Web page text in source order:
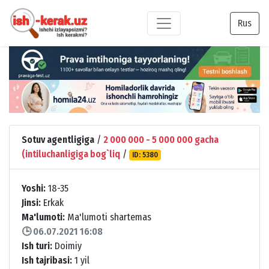
Rus
Sotuv agentligiga / 2 000 000 - 5 000 000 gacha
(intiluchanligiga bog`liq / ID: 5380
Yoshi: 18-35
Jinsi: Erkak
Ma'lumoti: Ma'lumoti shartemas
🕒 06.07.2021 16:08
Ish turi: Doimiy
Ish tajribasi: 1 yil